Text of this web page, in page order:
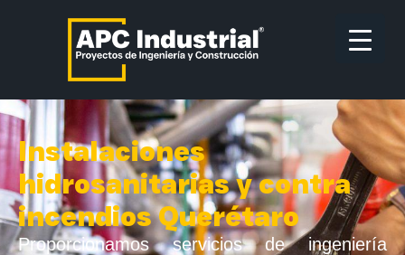
Instalaciones
hidrosanitarias y contra
incendios Querétaro
Proporcionamos servicios de ingeniería